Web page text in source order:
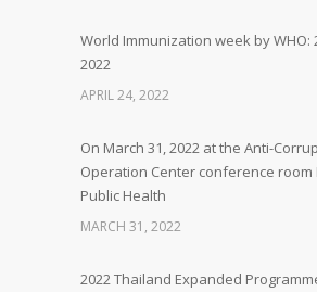
World Immunization week by WHO:
2022
APRIL 24, 2022
On March 31, 2022 at the Anti-
Operation Center conference
Public Health
MARCH 31, 2022
2022 Thailand Expanded